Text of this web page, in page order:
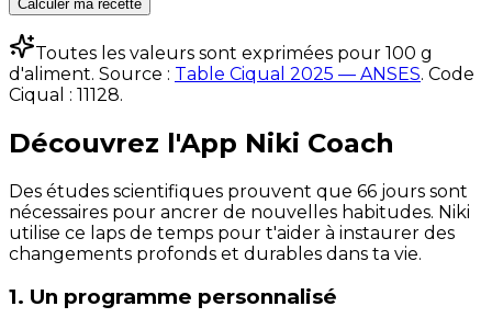
Calculer ma recette
Toutes les valeurs sont exprimées pour 100 g
d'aliment. Source : Table Ciqual 2025 — ANSES. Code
Ciqual : 11128.
Découvrez l'App Niki Coach
Des études scientifiques prouvent que 66 jours sont
nécessaires pour ancrer de nouvelles habitudes. Niki
utilise ce laps de temps pour t'aider à instaurer des
changements profonds et durables dans ta vie.
1. Un programme personnalisé